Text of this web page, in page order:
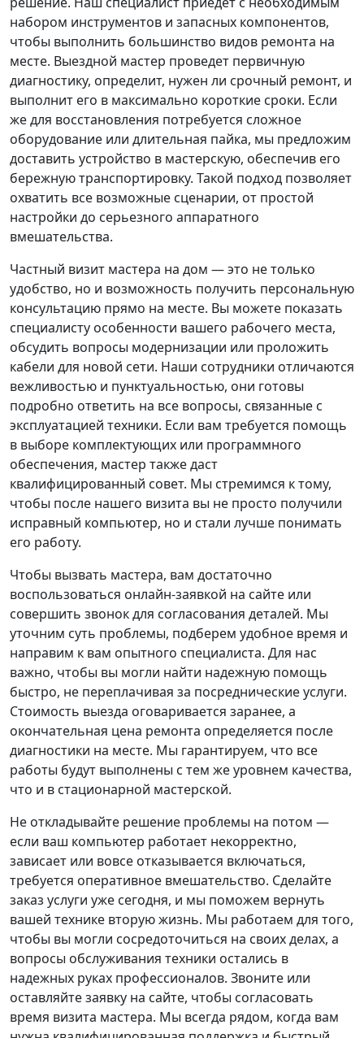
набором инструментов и запасных компонентов,
чтобы выполнить большинство видов ремонта на
месте. Выездной мастер проведет первичную
диагностику, определит, нужен ли срочный ремонт, и
выполнит его в максимально короткие сроки. Если
же для восстановления потребуется сложное
оборудование или длительная пайка, мы предложим
доставить устройство в мастерскую, обеспечив его
бережную транспортировку. Такой подход позволяет
охватить все возможные сценарии, от простой
настройки до серьезного аппаратного
вмешательства.
Частный визит мастера на дом — это не только
удобство, но и возможность получить персональную
консультацию прямо на месте. Вы можете показать
специалисту особенности вашего рабочего места,
обсудить вопросы модернизации или проложить
кабели для новой сети. Наши сотрудники отличаются
вежливостью и пунктуальностью, они готовы
подробно ответить на все вопросы, связанные с
эксплуатацией техники. Если вам требуется помощь
в выборе комплектующих или программного
обеспечения, мастер также даст
квалифицированный совет. Мы стремимся к тому,
чтобы после нашего визита вы не просто получили
исправный компьютер, но и стали лучше понимать
его работу.
Чтобы вызвать мастера, вам достаточно
воспользоваться онлайн-заявкой на сайте или
совершить звонок для согласования деталей. Мы
уточним суть проблемы, подберем удобное время и
направим к вам опытного специалиста. Для нас
важно, чтобы вы могли найти надежную помощь
быстро, не переплачивая за посреднические услуги.
Стоимость выезда оговаривается заранее, а
окончательная цена ремонта определяется после
диагностики на месте. Мы гарантируем, что все
работы будут выполнены с тем же уровнем качества,
что и в стационарной мастерской.
Не откладывайте решение проблемы на потом —
если ваш компьютер работает некорректно,
зависает или вовсе отказывается включаться,
требуется оперативное вмешательство. Сделайте
заказ услуги уже сегодня, и мы поможем вернуть
вашей технике вторую жизнь. Мы работаем для того,
чтобы вы могли сосредоточиться на своих делах, а
вопросы обслуживания техники остались в
надежных руках профессионалов. Звоните или
оставляйте заявку на сайте, чтобы согласовать
время визита мастера. Мы всегда рядом, когда вам